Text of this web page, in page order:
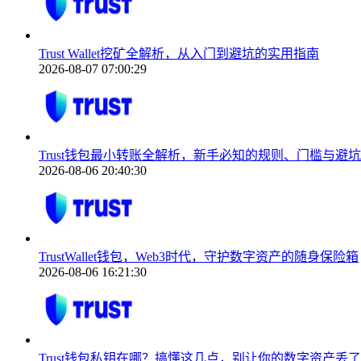
Trust Wallet挖矿全解析，从入门到避坑的实用指南
2026-08-07 07:00:29
Trust钱包最小转账全解析，新手必知的规则、门槛与避
2026-08-06 20:40:30
TrustWallet钱包，Web3时代，守护数字资产的随身保险箱
2026-08-06 16:21:30